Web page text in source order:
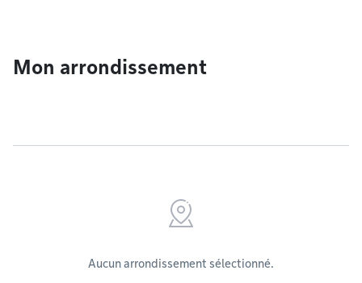
Mon arrondissement
Aucun arrondissement sélectionné.